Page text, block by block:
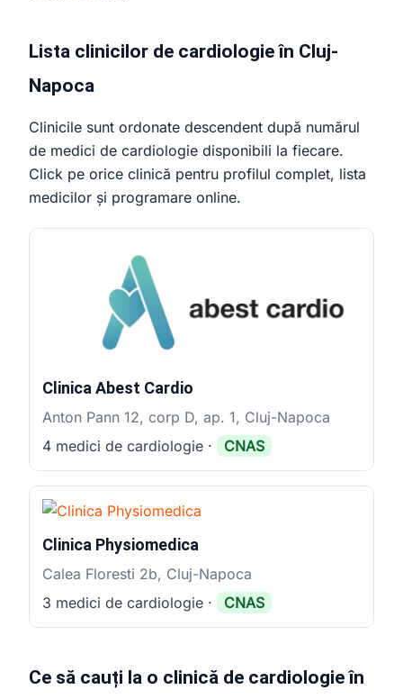
Lista clinicilor de cardiologie în Cluj-
Napoca
Clinicile sunt ordonate descendent după numărul
de medici de cardiologie disponibili la fiecare.
Click pe orice clinică pentru profilul complet, lista
medicilor și programare online.
Clinica Abest Cardio
Anton Pann 12, corp D, ap. 1, Cluj-Napoca
4 medici de cardiologie ·
CNAS
Clinica Physiomedica
Calea Floresti 2b, Cluj-Napoca
3 medici de cardiologie ·
CNAS
Ce să cauți la o clinică de cardiologie în